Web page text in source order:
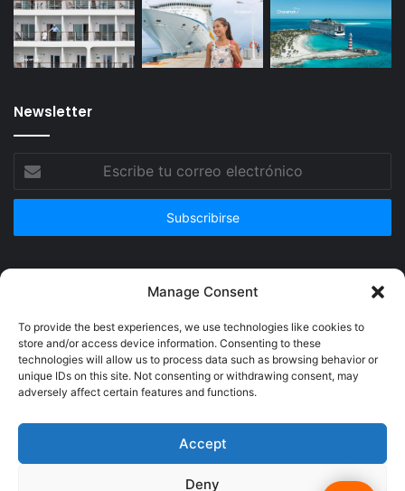
Manage Consent
To provide the best experiences, we use technologies like cookies to
store and/or access device information. Consenting to these
technologies will allow us to process data such as browsing behavior or
unique IDs on this site. Not consenting or withdrawing consent, may
adversely affect certain features and functions.
Accept
Deny
Newsletter
correo
© Copyright 2026, Todos los derechos reservados @Crucerum |